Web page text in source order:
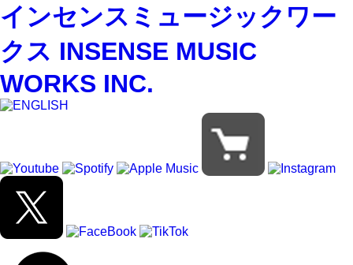
インセンスミュージックワー
クス INSENSE MUSIC
WORKS INC.